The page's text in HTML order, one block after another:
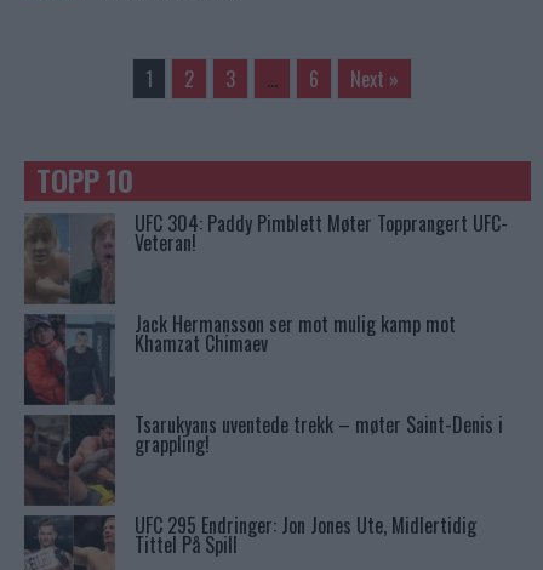
1 2 3 … 6 Next »
TOPP 10
UFC 304: Paddy Pimblett Møter Topprangert UFC-
Veteran!
Jack Hermansson ser mot mulig kamp mot
Khamzat Chimaev
Tsarukyans uventede trekk – møter Saint-Denis i
grappling!
UFC 295 Endringer: Jon Jones Ute, Midlertidig
Tittel På Spill